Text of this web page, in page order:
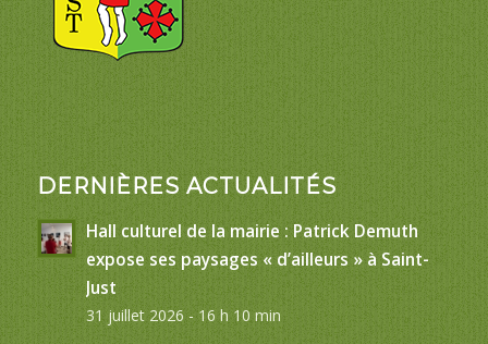
DERNIÈRES ACTUALITÉS
Hall culturel de la mairie : Patrick Demuth
expose ses paysages « d’ailleurs » à Saint-
Just
31 juillet 2026 - 16 h 10 min